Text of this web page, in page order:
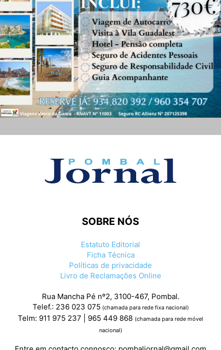
SOBRE NÓS
Estatuto Editorial
Ficha Técnica
Políticas de privacidade
Livro de Reclamações Online
Rua Mancha Pé nº2, 3100-467, Pombal.
Telef.: 236 023 075 (chamada para rede fixa nacional)
Telm: 911 975 237 | 965 449 868 (chamada para rede móvel
nacional)